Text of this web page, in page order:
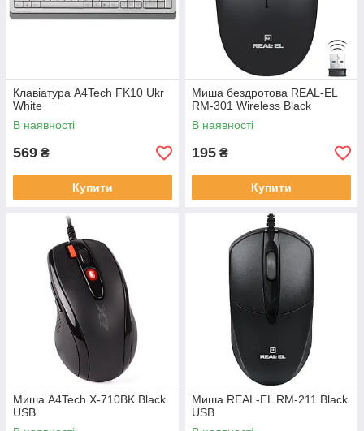
Клавіатура A4Tech FK10 Ukr
White
В наявності
569 ₴
Купити
Миша бездротова REAL-EL
RM-301 Wireless Black
В наявності
195 ₴
Купити
Миша A4Tech X-710BK Black
USB
Миша REAL-EL RM-211 Black
USB